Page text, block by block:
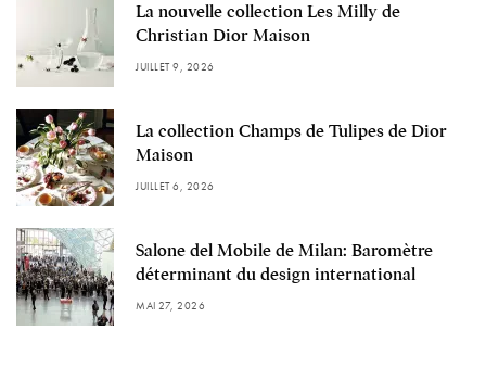
La nouvelle collection Les Milly de
Christian Dior Maison
JUILLET 9, 2026
La collection Champs de Tulipes de Dior
Maison
JUILLET 6, 2026
Salone del Mobile de Milan: Baromètre
déterminant du design international
MAI 27, 2026